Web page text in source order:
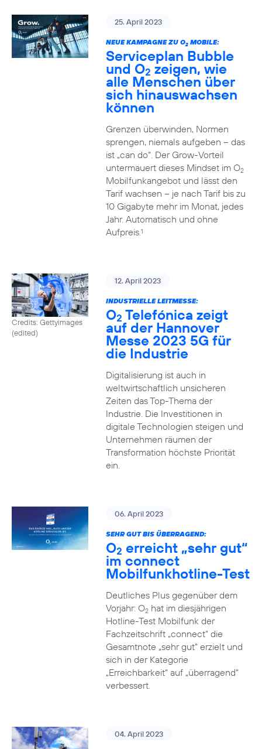
25. April 2023
NEUE KAMPAGNE ZU O2MOBILE:
Serviceplan Bubble
und O2 zeigen, wie
alle Menschen über
sich hinauswachsen
können
Grenzen überwinden, Normen
sprengen, niemals aufgeben – das
ist „can do“. Der Grow-Vorteil
untermauert dieses Mindset im O2
Mobilfunkangebot und lässt den
Tarif wachsen – je nach Tarif bis zu
10 Gigabyte mehr im Monat, jedes
Jahr. Automatisch und ohne
Aufpreis.1
Credits: Gettyimages
(edited)
12. April 2023
INDUSTRIELLE LEITMESSE:
O2 Telefónica zeigt
auf der Hannover
Messe 2023 5G für
die Industrie
Digitalisierung ist auch in
weltwirtschaftlich unsicheren
Zeiten das Top-Thema der
Industrie. Die Investitionen in
digitale Technologien steigen und
Unternehmen räumen der
Transformation höchste Priorität
ein.
06. April 2023
SEHR GUT BIS ÜBERRAGEND:
O2 erreicht „sehr gut“
im connect
Mobilfunkhotline-Test
Deutliches Plus gegenüber dem
Vorjahr: O2hat im diesjährigen
Hotline-Test Mobilfunk der
Fachzeitschrift „connect“ die
Gesamtnote „sehr gut“ erzielt und
sich in der Kategorie
„Erreichbarkeit“ auf „überragend“
verbessert.
04. April 2023